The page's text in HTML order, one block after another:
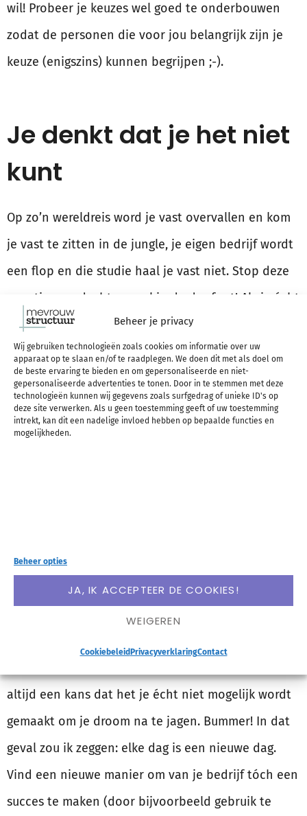
Beheer je privacy
Wij gebruiken technologieën zoals cookies om informatie over uw
apparaat op te slaan en/of te raadplegen. We doen dit met als doel om
de beste ervaring te bieden en om gepersonaliseerde en niet-
gepersonaliseerde advertenties te tonen. Door in te stemmen met deze
technologieën kunnen wij gegevens zoals surfgedrag of unieke ID's op
deze site verwerken. Als u geen toestemming geeft of uw toestemming
intrekt, kan dit een nadelige invloed hebben op bepaalde functies en
mogelijkheden.
Beheer opties
JA, IK ACCEPTEER DE COOKIES!
WEIGEREN
CookiebeleidPrivacyverklaringContact
wil! Probeer je keuzes wel goed te onderbouwen
zodat de personen die voor jou belangrijk zijn je
keuze (enigszins) kunnen begrijpen ;-).
Je denkt dat je het niet
kunt
Op zo’n wereldreis word je vast overvallen en kom
je vast te zitten in de jungle, je eigen bedrijf wordt
een flop en die studie haal je vast niet. Stop deze
negatieve gedachten snel in de doofpot! Als je écht
aan jezelf twijfelt, zorg dan dat je de kwaliteiten
leert die je nodig hebt. Volg een cursus in het
opstarten van een bedrijf, Google watfool proof
survival tricks en tips om overvallers om de tuin te
leiden, en regel extra begeleiding bij je studie.
Het is echt niet
mogelijk
altijd een kans dat het je écht niet mogelijk wordt
gemaakt om je droom na te jagen. Bummer! In dat
geval zou ik zeggen: elke dag is een nieuwe dag.
Vind een nieuwe manier om van je bedrijf tóch een
succes te maken (door bijvoorbeeld gebruik te